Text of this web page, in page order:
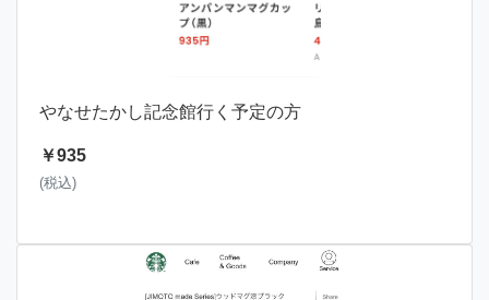
やなせたかし記念館行く予定の方
￥935
(税込)